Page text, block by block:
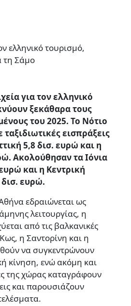
ελληνικό τουρισμό,
τη Σάμο
για τον ελληνικό
ξεκάθαρα τους
του 2025. Το Νότιο
εισπράξεις
5,8 δισ. ευρώ και η
Ακολούθησαν τα Ιόνια
και η Κεντρική
ευρώ.
εδραιώνεται ως
λειτουργίας, η
από τις βαλκανικές
η Σαντορίνη και η
να συγκεντρώνουν
κίνηση, ενώ ακόμη και
της χώρας καταγράφουν
και παρουσιάζουν